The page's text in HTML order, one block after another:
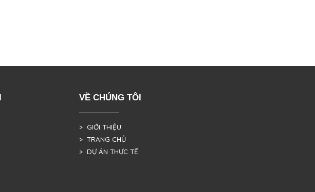
VỀ CHÚNG TÔI
> GIỚI THIỆU
> TRANG CHỦ
> DỰ ÁN THỰC TẾ